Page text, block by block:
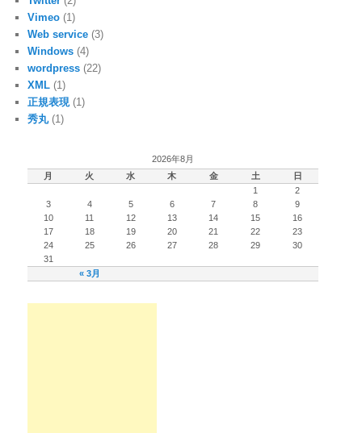
Vimeo (1)
Web service (3)
Windows (4)
wordpress (22)
XML (1)
正規表現(1)
秀丸(1)
2026年8月
月
火 水 木 金 土 日
« 3月
1
2
3
4 5 6 7 8
9
10
11 12 13 14 15
16
17
18 19 20 21 22
23
24
25 26 27 28 29
30
31